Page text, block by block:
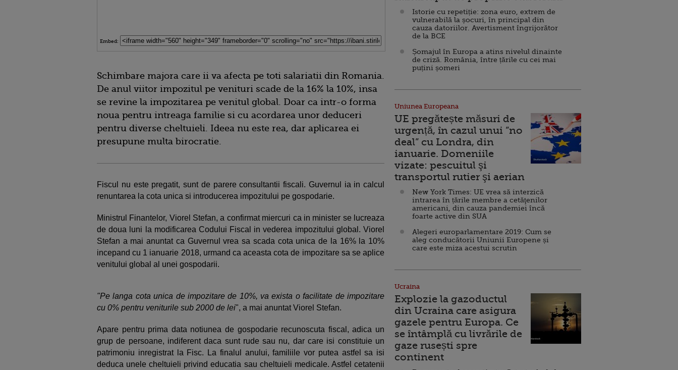
Embed:
Schimbare majora care ii va afecta pe toti salariatii din Romania.
De anul viitor impozitul pe venituri scade de la 16% la 10%, insa
se revine la impozitarea pe venitul global. Doar ca intr-o forma
noua pentru intreaga familie si cu acordarea unor deduceri
pentru diverse cheltuieli. Ideea nu este rea, dar aplicarea ei
presupune multa birocratie.
Fiscul nu este pregatit, sunt de parere consultantii fiscali. Guvernul ia in calcul
renuntarea la cota unica si introducerea impozitului pe gospodarie.
Ministrul Finantelor, Viorel Stefan, a confirmat miercuri ca in minister se lucreaza
de doua luni la modificarea Codului Fiscal in vederea impozitului global. Viorel
Stefan a mai anuntat ca Guvernul vrea sa scada cota unica de la 16% la 10%
incepand cu 1 ianuarie 2018, urmand ca aceasta cota de impozitare sa se aplice
venitului global al unei gospodarii.
"Pe langa cota unica de impozitare de 10%, va exista o facilitate de impozitare
cu 0% pentru veniturile sub 2000 de lei", a mai anuntat Viorel Stefan.
Apare pentru prima data notiunea de gospodarie recunoscuta fiscal, adica un
grup de persoane, indiferent daca sunt rude sau nu, dar care isi constituie un
patrimoniu inregistrat la Fisc. La finalul anului, familiile vor putea astfel sa isi
deduca unele cheltuieli privind educatia sau cheltuieli medicale. Astfel cetatenii
Istorie cu repetiție: zona euro, extrem de
vulnerabilă la șocuri, în principal din
cauza datoriilor. Avertisment îngrijorător
de la BCE
Șomajul în Europa a atins nivelul dinainte
de criză. România, între țările cu cei mai
puțini șomeri
Uniunea Europeana
UE pregătește măsuri de
urgență, în cazul unui ”no
deal” cu Londra, din
ianuarie. Domeniile
vizate: pescuitul şi
transportul rutier şi aerian
New York Times: UE vrea să interzică
intrarea în țările membre a cetăţenilor
americani, din cauza pandemiei încă
foarte active din SUA
Alegeri europarlamentare 2019: Cum se
aleg conducătorii Uniunii Europene și
care este miza acestui scrutin
Ucraina
Explozie la gazoductul
din Ucraina care asigura
gazele pentru Europa. Ce
se întâmplă cu livrările de
gaze rusești spre
continent